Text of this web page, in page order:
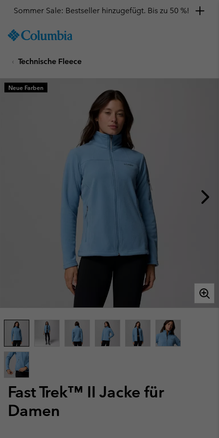
TO
SKIP
MAIN
NAV
Sommer Sale: Bestseller hinzugefügt. Bis zu 50 %!
Technische Fleece
Fast Trek™ II Jacke für
Damen
Neue Farben